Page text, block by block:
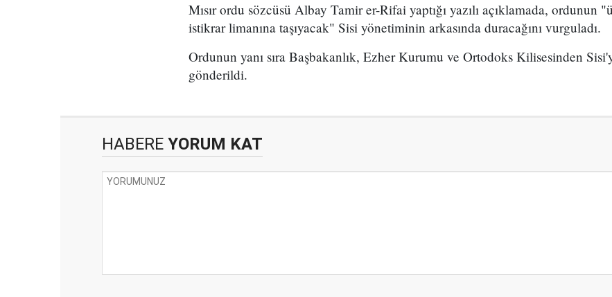
Mısır ordu sözcüsü Albay Tamir er-Rifai yaptığı yazılı açıklamada, ordunun
istikrar limanına taşıyacak" Sisi yönetiminin arkasında duracağını vurguladı.
Ordunun yanı sıra Başbakanlık, Ezher Kurumu ve Ortodoks Kilisesinden
gönderildi.
HABERE YORUM KAT